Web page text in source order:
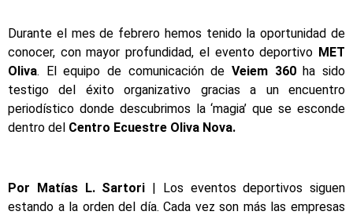
Durante el mes de febrero hemos tenido la oportunidad de
conocer, con mayor profundidad, el evento deportivo MET
Oliva. El equipo de comunicación de Veiem 360ha sido
testigo del éxito organizativo gracias a un encuentro
periodístico donde descubrimos la ‘magia’ que se esconde
dentro del Centro Ecuestre Oliva Nova.
Por Matías L. Sartori | Los eventos deportivos siguen
estando a la orden del día. Cada vez son más las empresas